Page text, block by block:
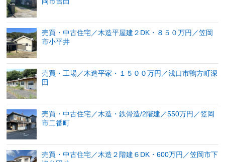
売買・中古住宅／木造平屋建２DK・８５０万円／笠岡
市小平井
売買・工場／木造平家・１５００万円／浅口市鴨方町深
田
売買・中古住宅／木造・鉄骨造/2階建／550万円／笠岡
市二番町
売買・中古住宅／木造２階建６DK・600万円／笠岡市下